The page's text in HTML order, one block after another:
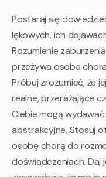
Postaraj się
lękowych, ich
Rozumienie
przeżywa osoba
Próbuj zrozumieć, że
realne, przerażające
Ciebie mogą
abstrakcyjne. Stosuj
osobę chorą do
doświadczeniach. Daj